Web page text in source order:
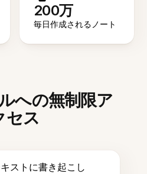
200万
毎日作成されるノート
への無制限ア
セス
ストに書き起こし